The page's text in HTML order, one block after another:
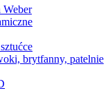
brytfanny, patelnie